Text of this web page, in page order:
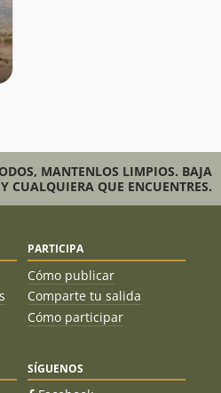
MANTENLOS LIMPIOS. BAJA
CUALQUIERA QUE ENCUENTRES.
PARTICIPA
Cómo publicar
Comparte tu salida
Cómo participar
SÍGUENOS